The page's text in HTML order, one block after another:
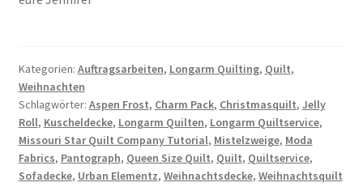
Kategorien: Auftragsarbeiten, Longarm Quilting, Quilt,
Weihnachten
Schlagwörter: Aspen Frost, Charm Pack, Christmasquilt, Jelly
Roll, Kuscheldecke, Longarm Quilten, Longarm Quiltservice,
Missouri Star Quilt Company Tutorial, Mistelzweige, Moda
Fabrics, Pantograph, Queen Size Quilt, Quilt, Quiltservice,
Sofadecke, Urban Elementz, Weihnachtsdecke, Weihnachtsquilt